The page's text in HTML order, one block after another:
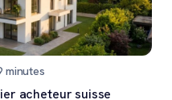
minutes
acheteur suisse